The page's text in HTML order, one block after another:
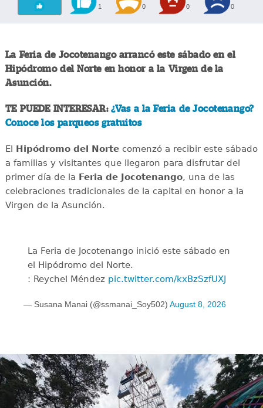
1 0 0 0
La Feria de Jocotenango arrancó este sábado en el
Hipódromo del Norte en honor a la Virgen de la
Asunción.
TE PUEDE INTERESAR:¿Vas a la Feria de Jocotenango?
Conoce los parqueos gratuitos
El Hipódromo del Nortecomenzó a recibir este sábado
a familias y visitantes que llegaron para disfrutar del
primer día de la Feria de Jocotenango, una de las
celebraciones tradicionales de la capital en honor a la
Virgen de la Asunción.
La Feria de Jocotenango inició este sábado en
el Hipódromo del Norte.
: Reychel Méndez pic.twitter.com/kxBzSzfUXJ
— Susana Manai (@ssmanai_Soy502) August 8, 2026